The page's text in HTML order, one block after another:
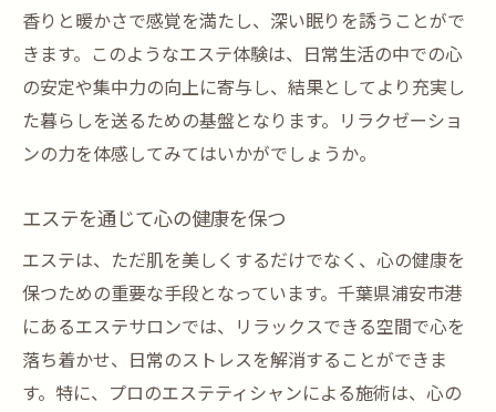
香りと暖かさで感覚を満たし、深い眠りを誘うことがで
きます。このようなエステ体験は、日常生活の中での心
の安定や集中力の向上に寄与し、結果としてより充実し
た暮らしを送るための基盤となります。リラクゼーショ
ンの力を体感してみてはいかがでしょうか。
エステを通じて心の健康を保つ
エステは、ただ肌を美しくするだけでなく、心の健康を
保つための重要な手段となっています。千葉県浦安市港
にあるエステサロンでは、リラックスできる空間で心を
落ち着かせ、日常のストレスを解消することができま
す。特に、プロのエステティシャンによる施術は、心の